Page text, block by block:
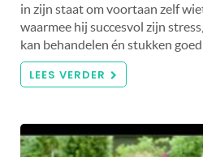
in zijn staat om voortaan zelf
waarmee hij succesvol zijn
kan behandelen én stukken
LEES VERDER